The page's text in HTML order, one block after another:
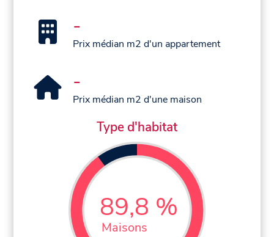
-
Prix médian m2 d'un appartement
-
Prix médian m2 d'une maison
Type d'habitat
89,8 %
Maisons